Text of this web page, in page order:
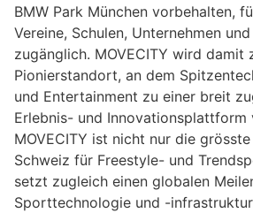
BMW Park München vorbehalten,
Vereine, Schulen, Unternehmen
zugänglich. MOVECITY wird damit
Pionierstandort, an dem
und Entertainment zu einer breit
Erlebnis- und Innovationsplattform
MOVECITY ist nicht nur die
Schweiz für Freestyle- und
setzt zugleich einen globalen
Sporttechnologie und -